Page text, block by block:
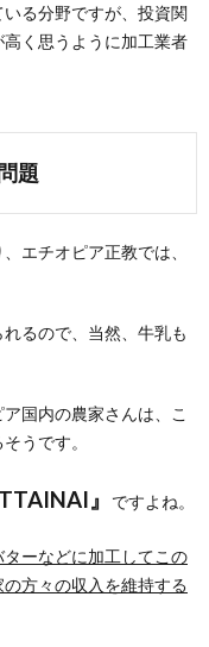
る分野ですが、投資関
く思うように加工業者
題
エチオピア正教では、
るので、当然、牛乳も
国内の農家さんは、こ
うです。
』 ですよね。
ーなどに加工してこの
方々の収入を維持する